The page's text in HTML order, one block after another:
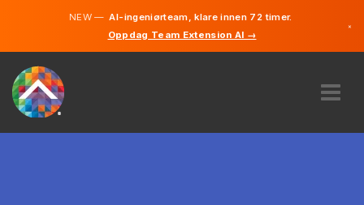
NEW —AI-ingeniørteam, klare innen 72 timer.
Oppdag Team Extension AI →
×